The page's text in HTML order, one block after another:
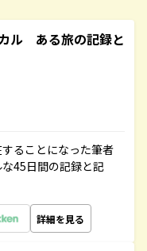
ル ある旅の記録と
ることになった筆者
45日間の記録と記
詳細を見る